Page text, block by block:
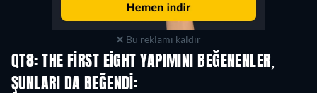
Bu reklamı kaldır
QT8: THE FIRST EIGHT YAPIMINI BEĞENENLER,
ŞUNLARI DA BEĞENDI: